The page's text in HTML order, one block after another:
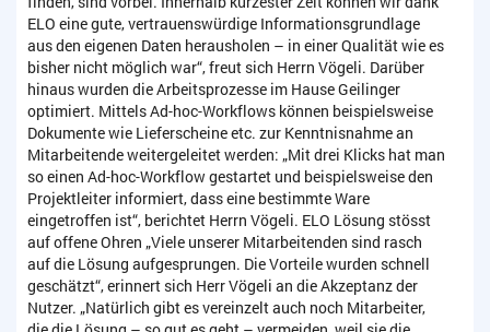
ELO eine gute, vertrauenswürdige Informationsgrundlage
aus den eigenen Daten herausholen – in einer Qualität wie es
bisher nicht möglich war“, freut sich Herrn Vögeli. Darüber
hinaus wurden die Arbeitsprozesse im Hause Geilinger
optimiert. Mittels Ad-hoc-Workflows können beispielsweise
Dokumente wie Lieferscheine etc. zur Kenntnisnahme an
Mitarbeitende weitergeleitet werden: „Mit drei Klicks hat man
so einen Ad-hoc-Workflow gestartet und beispielsweise den
Projektleiter informiert, dass eine bestimmte Ware
eingetroffen ist“, berichtet Herrn Vögeli. ELO Lösung stösst
auf offene Ohren „Viele unserer Mitarbeitenden sind rasch
auf die Lösung aufgesprungen. Die Vorteile wurden schnell
geschätzt“, erinnert sich Herr Vögeli an die Akzeptanz der
Nutzer. „Natürlich gibt es vereinzelt auch noch Mitarbeiter,